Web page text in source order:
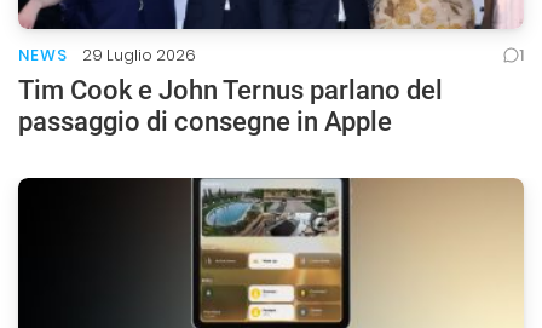
NEWS 29 Luglio 2026 1
Tim Cook e John Ternus parlano del
passaggio di consegne in Apple